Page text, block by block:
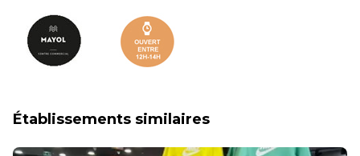
Établissements similaires